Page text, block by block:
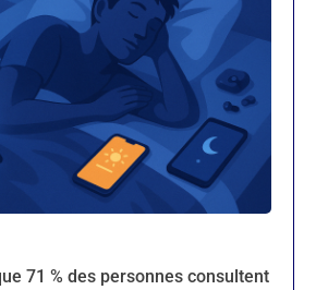
71 % des personnes consultent